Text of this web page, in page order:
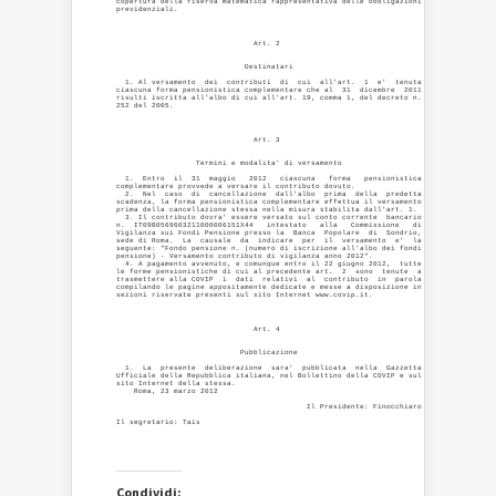
copertura della riserva matematica rappresentativa delle obbligazioni
previdenziali.
                               Art. 2
                             Destinatari
  1. Al versamento  dei  contributi  di  cui  all'art.  1  e'  tenuta
ciascuna forma pensionistica complementare che al  31  dicembre  2011
risulti iscritta all'albo di cui all'art. 19, comma 1, del decreto n.
252 del 2005.
                               Art. 3
                  Termini e modalita' di versamento
  1.  Entro  il  31  maggio   2012   ciascuna   forma   pensionistica
complementare provvede a versare il contributo dovuto.
  2.  Nel  caso  di  cancellazione  dall'albo  prima  della  predetta
scadenza, la forma pensionistica complementare effettua il versamento
prima della cancellazione stessa nella misura stabilita dall'art. 1.
  3. Il contributo dovra' essere versato sul conto corrente  bancario
n.  IT09B0569603211000006151X44   intestato   alla   Commissione   di
Vigilanza sui Fondi Pensione presso la  Banca  Popolare  di  Sondrio,
sede di Roma.  La  causale  da  indicare  per  il  versamento  e'  la
seguente: "Fondo pensione n. (numero di iscrizione all'albo dei fondi
pensione) - Versamento contributo di vigilanza anno 2012".
  4. A pagamento avvenuto, e comunque entro il 22 giugno 2012,  tutte
le forme pensionistiche di cui al precedente art.  2  sono  tenute  a
trasmettere alla COVIP  i  dati  relativi  al  contributo  in  parola
compilando le pagine appositamente dedicate e messe a disposizione in
sezioni riservate presenti sul sito Internet www.covip.it.
                               Art. 4
                            Pubblicazione
  1.  La  presente  deliberazione  sara'  pubblicata  nella  Gazzetta
Ufficiale della Repubblica italiana, nel Bollettino della COVIP e sul
sito Internet della stessa.
    Roma, 23 marzo 2012
                                           Il Presidente: Finocchiaro
Condividi: